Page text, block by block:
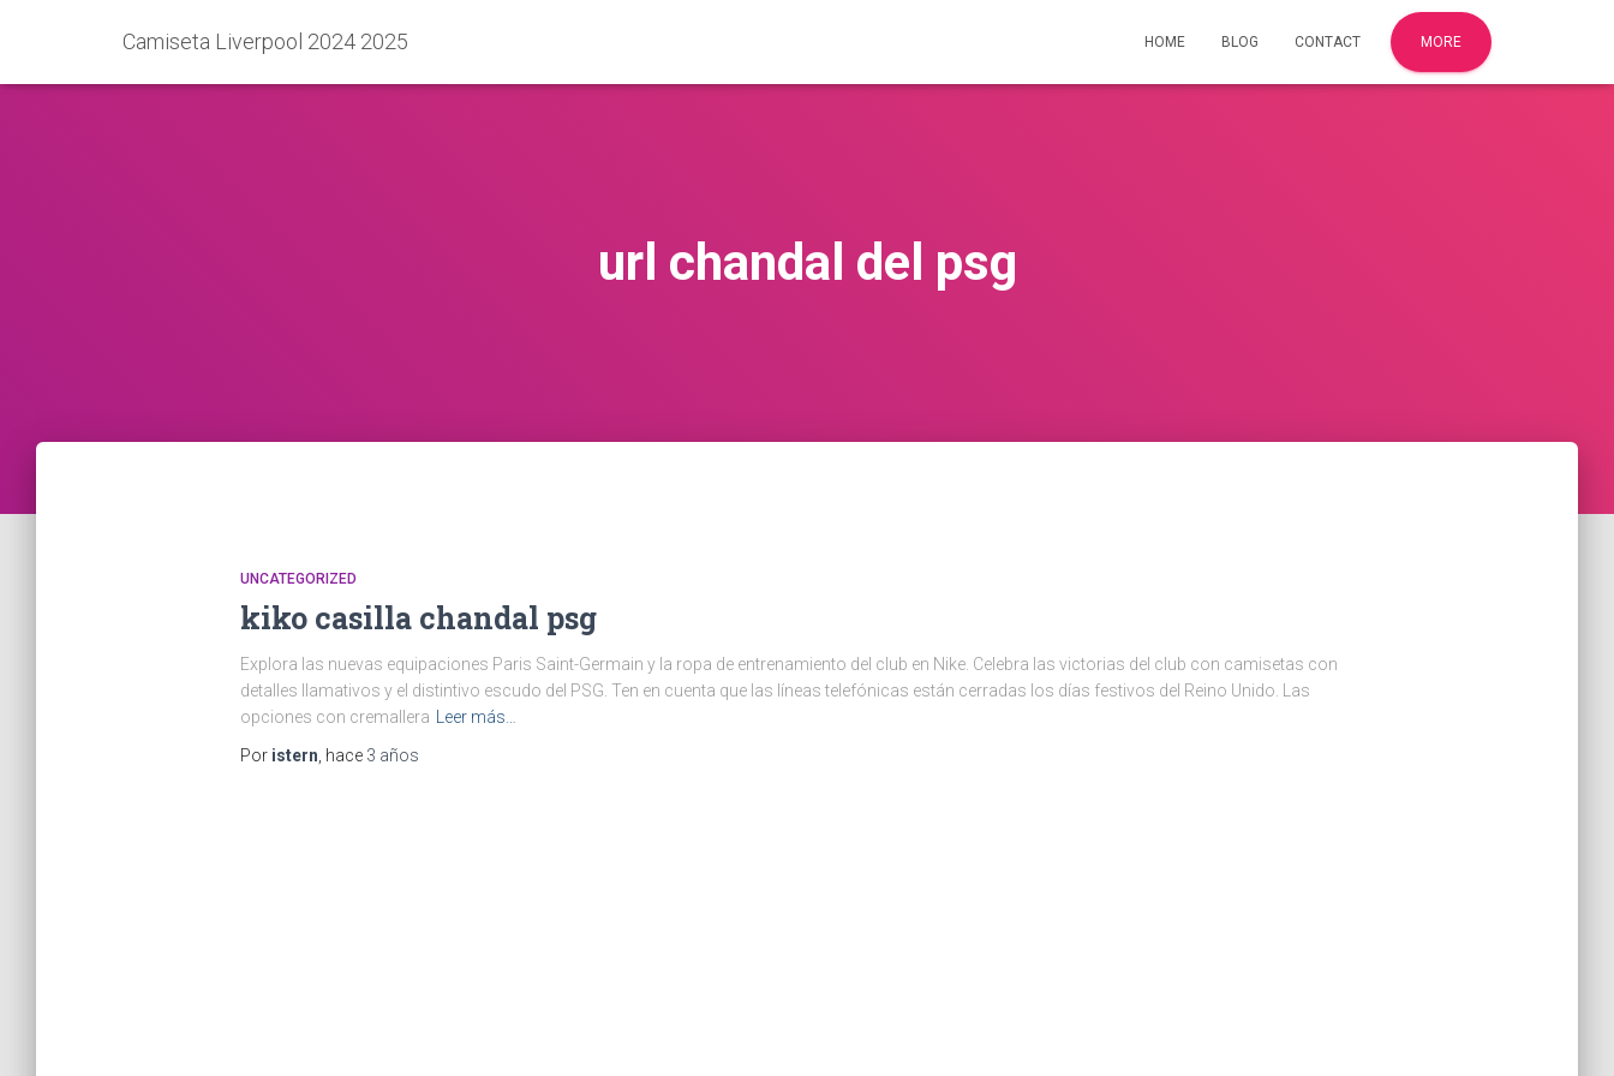
Camiseta Liverpool 2024 2025 HOME BLOG CONTACT MORE
url chandal del psg
UNCATEGORIZED
kiko casilla chandal psg
Explora las nuevas equipaciones Paris Saint-Germain y la ropa de entrenamiento del club en Nike. Celebra las victorias del club con camisetas con
detalles llamativos y el distintivo escudo del PSG. Ten en cuenta que las líneas telefónicas están cerradas los días festivos del Reino Unido. Las
opciones con cremallera
Leer más…
Por istern , hace 3 años